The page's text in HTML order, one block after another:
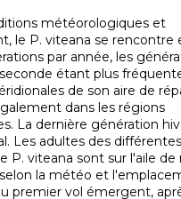
météorologiques et
le P. viteana se rencontre
par année, les
étant plus
de son aire de
dans les régions
La dernière génération
Les adultes des différentes
P. viteana sont sur l'aile de
la météo et